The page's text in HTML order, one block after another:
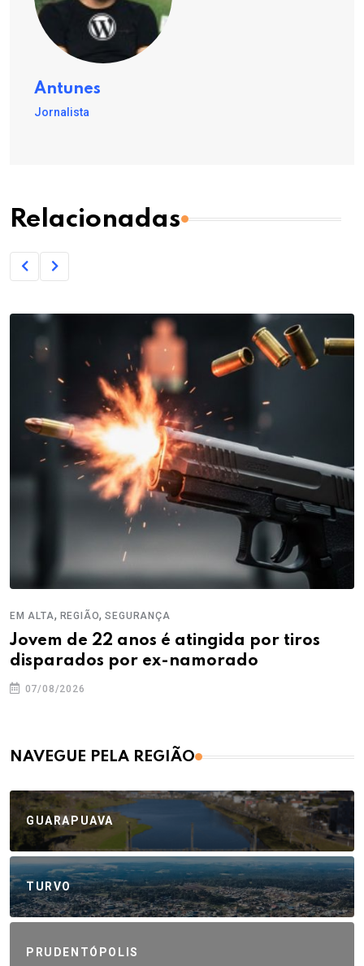
Antunes
Jornalista
Relacionadas
EM ALTA, REGIÃO,SEGURANÇA
Jovem de 22 anos é atingida por tiros
disparados por ex-namorado
07/08/2026
NAVEGUE PELA REGIÃO
GUARAPUAVA
TURVO
PRUDENTÓPOLIS